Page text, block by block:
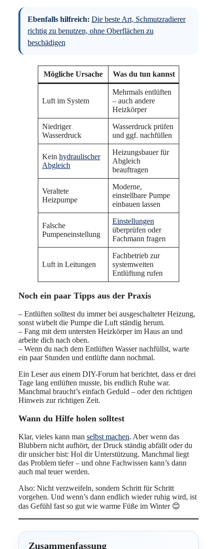
Ebenfalls hilfreich: Die beste Art, Schmutzradierer
richtig zu benutzen, ohne Oberflächen zu
beschädigen
Mögliche Ursache Was du tun kannst
Luft im System
Mehrmals entlüften
– auch andere
Heizkörper
Niedriger
Wasserdruck
Wasserdruck prüfen
und ggf. nachfüllen
Kein hydraulischer
Abgleich
Heizungsbauer für
Abgleich
beauftragen
Veraltete
Heizpumpe
Moderne,
einstellbare Pumpe
einbauen lassen
Falsche
Pumpeneinstellung
Einstellungen
überprüfen oder
Fachmann fragen
Luft in Leitungen
Fachbetrieb zur
systemweiten
Entlüftung rufen
Noch ein paar Tipps aus der Praxis
– Entlüften solltest du immer bei ausgeschalteter Heizung,
sonst wirbelt die Pumpe die Luft ständig herum.
– Fang mit dem untersten Heizkörper im Haus an und
arbeite dich nach oben.
– Wenn du nach dem Entlüften Wasser nachfüllst, warte
ein paar Stunden und entlüfte dann nochmal.
Ein Leser aus einem DIY-Forum hat berichtet, dass er drei
Tage lang entlüften musste, bis endlich Ruhe war.
Manchmal braucht’s einfach Geduld – oder den richtigen
Hinweis zur richtigen Zeit.
Wann du Hilfe holen solltest
Klar, vieles kann man selbst machen. Aber wenn das
Blubbern nicht aufhört, der Druck ständig abfällt oder du
dir unsicher bist: Hol dir Unterstützung. Manchmal liegt
das Problem tiefer – und ohne Fachwissen kann’s dann
auch mal teuer werden.
Also: Nicht verzweifeln, sondern Schritt für Schritt
vorgehen. Und wenn’s dann endlich wieder ruhig wird, ist
das Gefühl fast so gut wie warme Füße im Winter 😊
Zusammenfassung